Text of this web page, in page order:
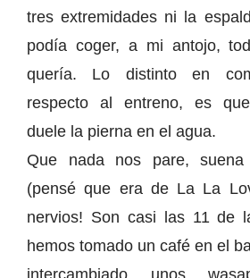
tres extremidades ni la
podía coger, a mi antojo,
quería. Lo distinto en
respecto al entreno, es
duele la pierna en el agua.
Que nada nos pare, suena
(pensé que era de La La
nervios! Son casi las 11 de
hemos tomado un café en el